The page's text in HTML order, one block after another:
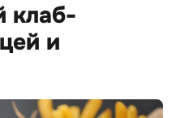
клаб-
и